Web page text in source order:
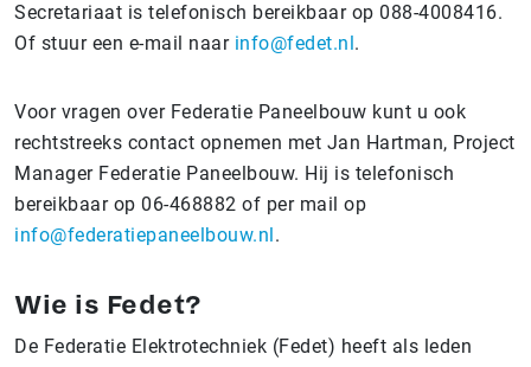
Secretariaat is telefonisch bereikbaar op 088-4008416.
Of stuur een e-mail naar info@fedet.nl.
Voor vragen over Federatie Paneelbouw kunt u ook
rechtstreeks contact opnemen met Jan Hartman, Project
Manager Federatie Paneelbouw. Hij is telefonisch
bereikbaar op 06-468882 of per mail op
info@federatiepaneelbouw.nl.
Wie is Fedet?
De Federatie Elektrotechniek (Fedet) heeft als leden